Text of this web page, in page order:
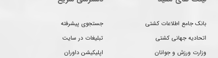
بانک جامع اطلاعات کشتی
اتحادیه جهانی کشتی
وزارت ورزش و جوانان
جستجوی پیشرفته
تبلیغات در سایت
اپلیکیشن داوران